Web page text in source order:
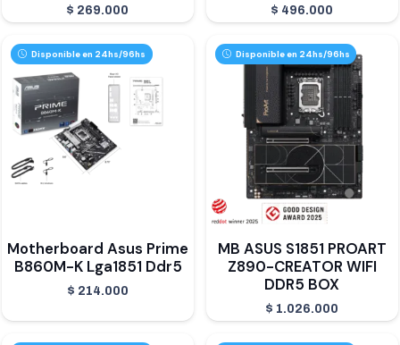
$ 269.000 $ 496.000
Disponible en 24hs/96hs
Motherboard Asus Prime
B860M-K Lga1851 Ddr5
$ 214.000
Disponible en 24hs/96hs
MB ASUS S1851 PROART
Z890-CREATOR WIFI
DDR5 BOX
$ 1.026.000